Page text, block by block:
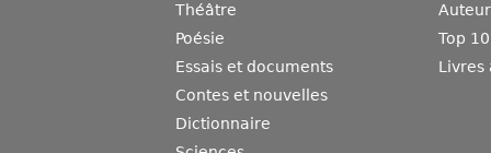
Théâtre
Poésie
Essais et documents
Contes et nouvelles
Dictionnaire
Top
Livres